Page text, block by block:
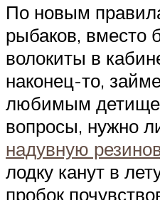
По новым
рыбаков, вместо
волокиты в
наконец-то,
любимым
вопросы, нужно
надувную
лодку канут в
пробок